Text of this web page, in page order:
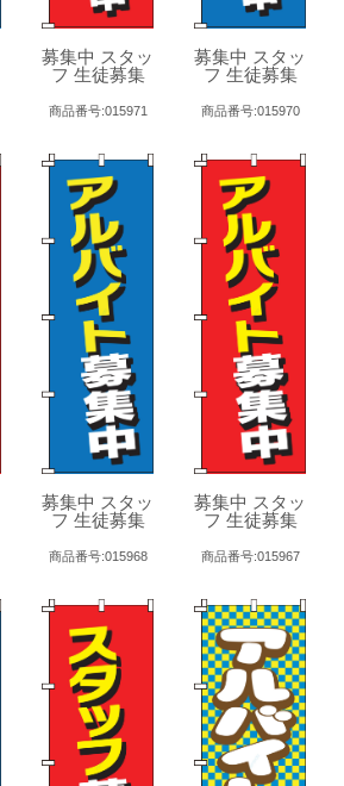
募集中 スタッ
フ 生徒募集
商品番号:015971
募集中 スタッ
フ 生徒募集
商品番号:015970
募集中 スタッ
フ 生徒募集
商品番号:015968
募集中 スタッ
フ 生徒募集
商品番号:015967